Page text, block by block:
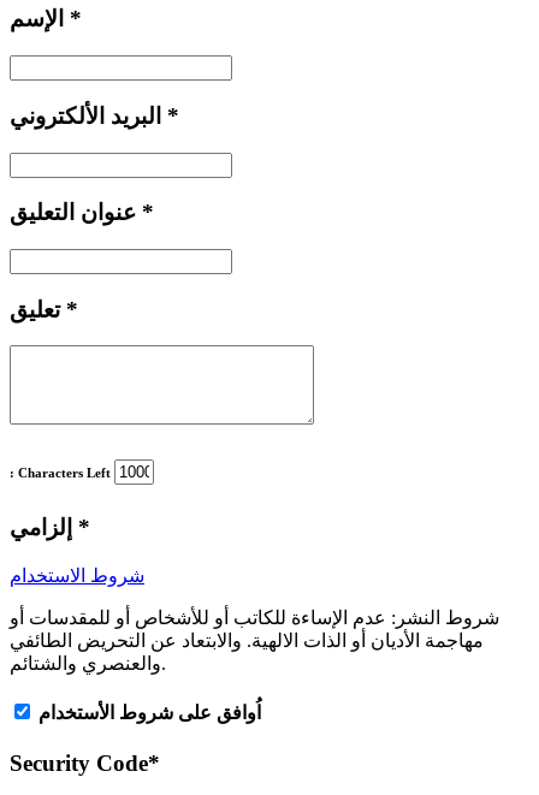
*
*
*
تعليق *
: Characters Left
*
شروط الاستخدام
شروط النشر: عدم الإساءة للكاتب أو للأشخاص أو للمقدسات أو
مهاجمة الأديان أو الذات الالهية. والابتعاد عن التحريض الطائفي
والعنصري والشتائم.
اُوافق على شروط الأستخدام
Security Code*